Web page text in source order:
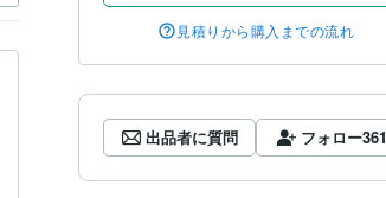
見積りから購入までの流れ
出品者に質問 フォロー361